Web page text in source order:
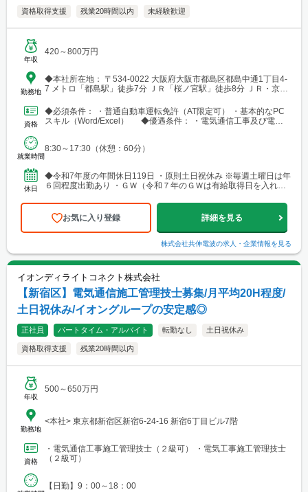
資格取得支援 残業20時間以内 未経験歓迎
年収
420～800万円
勤務地
◆本社所在地： 〒534-0022 大阪府大阪市都島区都島中通1丁目4-
7 メトロ「都島駅」徒歩7分 ＪＲ「桜ノ宮駅」徒歩8分 ＪＲ・京
資格
◆必須条件： ・普通自動車運転免許（AT限定可） ・基本的なPC
スキル（Word/Excel） ◆優遇条件： ・電気通信工事及び電気
就業時間
8:30～17:30（休憩：60分）
休日
◆令和7年度の年間休日119日 ・原則土日祝休み ※毎週土曜日は年
６回程度出勤あり ・ＧＷ（令和７年のＧＷは有給取得日を入れて
お気に入り登録 詳細を見る
株式会社共伸電波の求人・企業情報を見る
イオンディライトコネクト株式会社
【新宿区】電気通信施工管理技士募集/月平均20H程度/
土日祝休み/イオングループの安定感◎
正社員 パートタイム・アルバイト 転勤なし 土日祝休み
資格取得支援 残業20時間以内
年収
500～650万円
勤務地
<本社> 東京都新宿区新宿6-24-16 新宿6丁目ビル7階
資格
・電気通信工事施工管理技士（２級可） ・電気工事施工管理技士
（２級可）
【日勤】9：00～18：00